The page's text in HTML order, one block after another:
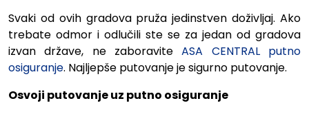
Svaki od ovih gradova pruža jedinstven doživljaj. Ako
trebate odmor i odlučili ste se za jedan od gradova
izvan države, ne zaboraviteASA CENTRAL putno
osiguranje. Najljepše putovanje je sigurno putovanje.
Osvoji putovanje uz putno osiguranje